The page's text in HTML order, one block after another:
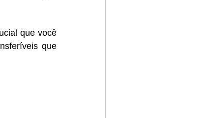
que você
que